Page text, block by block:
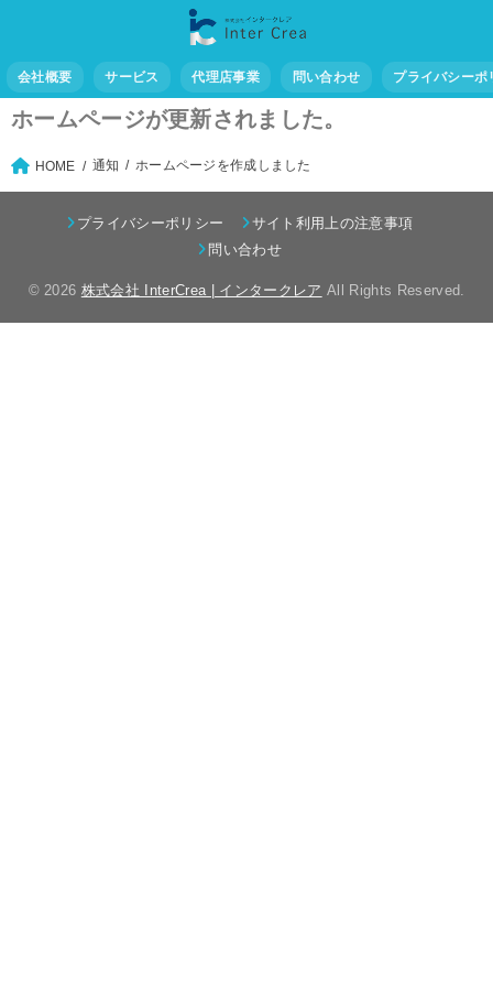
会社概要 サービス 代理店事業 問い合わせ プライバシーポ
ホームページが更新されました。
HOME 通知 ホームページを作成しました
プライバシーポリシー
サイト利用上の注意事項
問い合わせ
© 2026 株式会社 InterCrea | インタークレア All Rights Reserved.